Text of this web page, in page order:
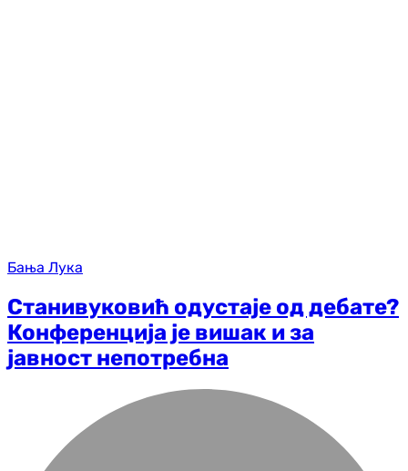
Бања Лука
Станивуковић одустаје од дебате?
Конференција је вишак и за
јавност непотребна